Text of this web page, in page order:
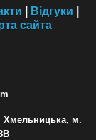
Відгуки
сайта
Хмельницька, м.